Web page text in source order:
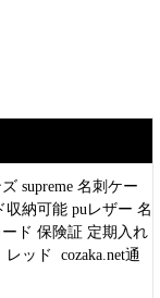
supreme 名刺ケー
納可能 puレザー 名
ド 保険証 定期入れ
ッド cozaka.net通